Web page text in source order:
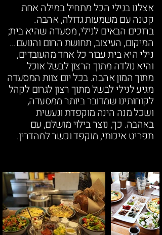
אצלנו בנילי הכל מתחיל במילה אחת
קטנה עם משמעות גדולה, אהבה.
ברוכים הבאים לנילי, מסעדה שהיא בית;
המיקום, העיצוב, תחושת החום והנועם…
נילי היא בית עבור כל אחד מהעובדים,
והיא נולדה מתוך הרצון לבשל אוכל
מתוך המון אהבה. בכל יום צוות המסעדה
מגיע לנילי לבשל מתוך רצון לגרום לקהל
לקוחותינו שמדובר ביותר ממסעדה,
ושכל מנה הינה מוקפדת ונעשית
באהבה. כך, נוצר בילוי מושלם, עם
תפריט איכותי, מוקפד וכשר למהדרין.